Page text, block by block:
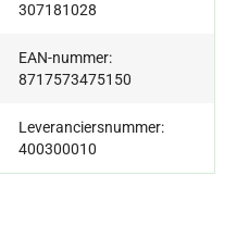
307181028
EAN-nummer:
8717573475150
Leveranciersnummer:
400300010